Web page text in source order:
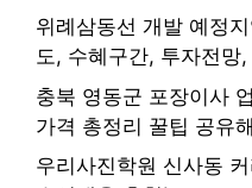
위례삼동선 개발 예정
도, 수혜구간, 투자전망
충북 영동군 포장이사
가격 총정리 꿀팁 공유
우리사진학원 신사동